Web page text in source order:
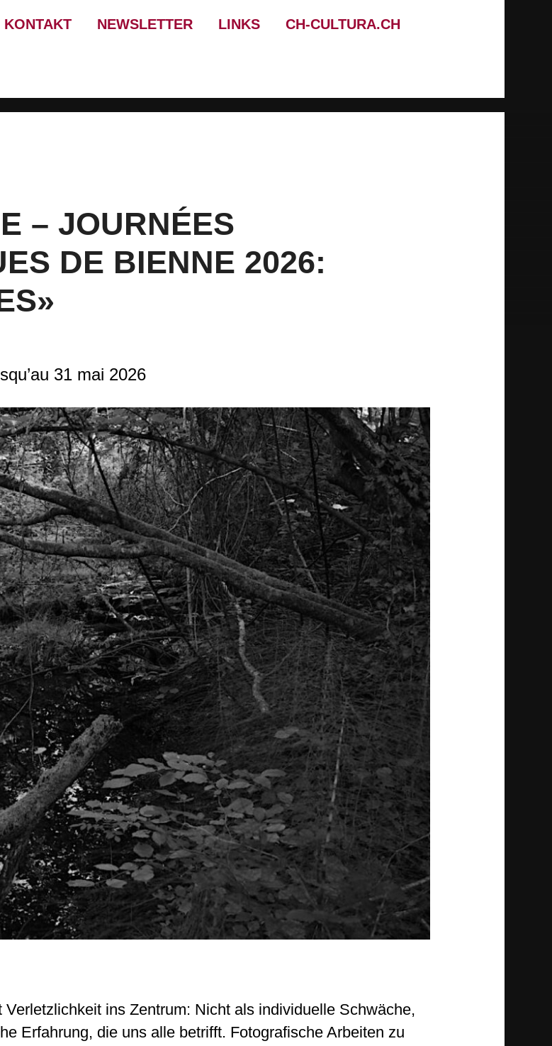
KONTAKT NEWSLETTER LINKS CH-CULTURA.CH
– JOURNÉES
DE BIENNE 2026:
31 mai 2026
Verletzlichkeit ins Zentrum: Nicht als individuelle Schwäche,
Erfahrung, die uns alle betrifft. Fotografische Arbeiten zu